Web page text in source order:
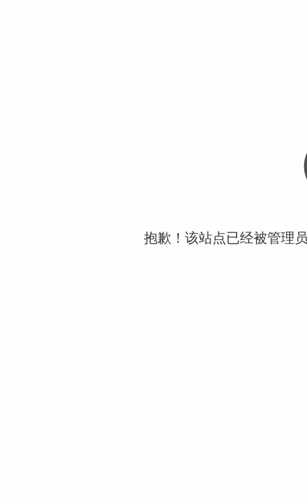
抱歉！该站点已经被管理